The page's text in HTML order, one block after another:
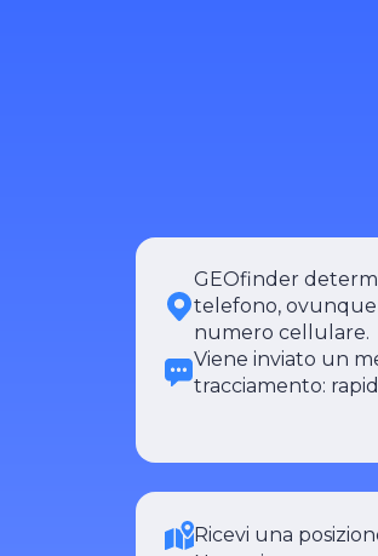
GEOfinder
telefono, ovunque
numero cellulare.
Viene inviato un
tracciamento:
Ricevi una